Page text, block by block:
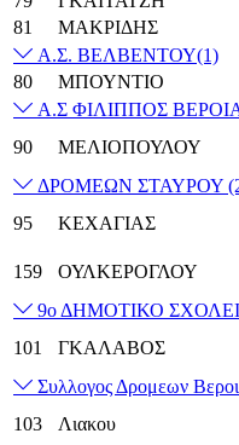
81
ΜΑΚΡΙΔΗΣ
Α.Σ. ΒΕΛΒΕΝΤΟΥ(1)
80
ΜΠΟΥΝΤΙΟ
Α.Σ ΦΙΛΙΠΠΟΣ
90
ΜΕΛΙΟΠΟΥΛΟΥ
ΔΡΟΜΕΩΝ ΣΤΑΥΡΟΥ
95
ΚΕΧΑΓΙΑΣ
159 ΟΥΛΚΕΡΟΓΛΟΥ
9ο ΔΗΜΟΤΙΚΟ
101
ΓΚΑΛΑΒΟΣ
Συλλογος Δρομεων
103
Λιακου